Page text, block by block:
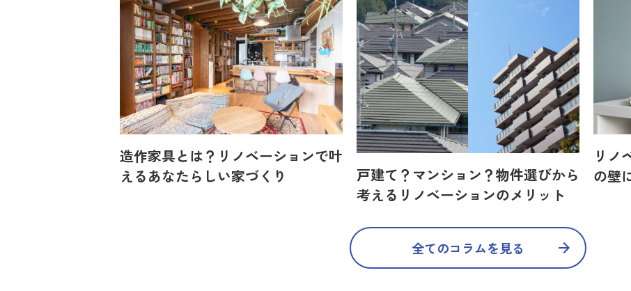
造作家具とは？リノベーションで叶
えるあなたらしい家づくり
戸建て？マンション？物件選びから
考えるリノベーションのメリット
リノ
の壁
全てのコラムを見る